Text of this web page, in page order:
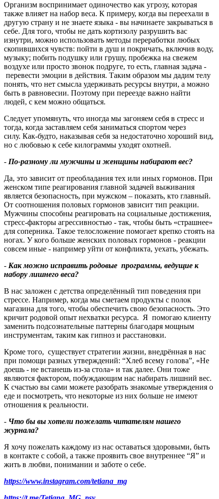
Организм воспринимает одиночество как угрозу, которая
также влияет на набор веса. К примеру, когда вы переехали в
другую страну и не знаете языка - вы начинаете закрываться в
себе. Для того, чтобы не дать кортизолу разрушить вас
изнутри, можно использовать методы переработки любых
скопившихся чувств: пойти в душ и покричать, включив воду,
музыку; побить подушку или грушу, пробежка на свежем
воздухе или просто звонок подруге, то есть, главная задача -
перевести эмоции в действия. Таким образом мы дадим телу
понять, что нет смысла удерживать ресурсы внутри, а можно
быть в равновесии. Поэтому при переезде важно найти
людей, с кем можно общаться.
Следует упомянуть, что иногда мы загоняем себя в стресс и
тогда, когда заставляем себя заниматься спортом через
силу. Как-будто, наказывая себя за недостаточно хороший вид,
но с любовью к себе килограммы уходят охотней.
- По-разному ли мужчины и женщины набирают вес?
Да, это зависит от преобладания тех или иных гормонов. При
женском типе реагирования главной задачей выживания
является безопасность, при мужском – показать, кто главный.
От соотношения половых гормонов зависит тип реакции.
Мужчины способны реагировать на социальные достижения,
стресс-факторы агрессивностью - так, чтобы быть «страшнее»
для соперника. Такое телосложение помогает крепко стоять на
ногах. У кого больше женских половых гормонов - реакции
совсем иные - например уйти от конфликта, уехать, убежать.
- Как можно исправить родовые программы, ведущие к
набору лишнего веса?
В нас заложен с детства определённый тип поведения при
стрессе. Например, когда мы сметаем продукты с полок
магазина для того, чтобы обеспечить свою безопасность. Это
кричит родовой опыт нехватки ресурса. Я помогаю клиенту
заменить подсознательные паттерны благодаря мощным
инструментам, таким как гипноз и расстановки.
Кроме того, существует стратегии жизни, внедрённая в нас
при помощи разных утверждений: “Хлеб всему голова”, «Не
доешь - не встанешь из-за стола» и так далее. Они тоже
являются фактором, побуждающим нас набирать лишний вес.
К счастью вы сами можете разобрать знакомые утверждения о
еде и посмотреть, что некоторые из них больше не имеют
отношения к реальности.
- Что бы вы хотели пожелать читателям нашего
журнала?
Я хочу пожелать каждому из нас оставаться здоровыми, быть
в контакте с собой, а также проявить свое внутреннее “Я” и
жить в любви, понимании и заботе о себе.
https://www.instagram.com/tetiana_mg